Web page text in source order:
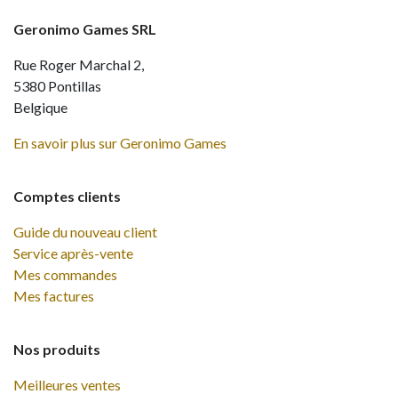
Comptes clients
Guide du nouveau client
Service après-vente
Mes commandes
Mes factures
Nos produits
Meilleures ventes
Geronimo Games SRL
Rue Roger Marchal 2,
5380 Pontillas
Belgique
En savoir plus sur Geronimo Games